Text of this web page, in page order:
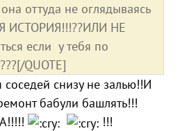
оттуда не оглядываясь
ИСТОРИЯ!!!??ИЛИ НЕ
если у тебя по
QUOTE]
снизу не залью!!И
бабули башлять!!!
!!!